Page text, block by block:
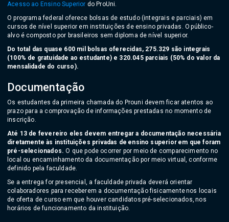
Acesso ao Ensino Superior do ProUni.
O programa federal oferece bolsas de estudo (integrais e parciais) em
cursos de nível superior em instituições de ensino privadas. O público-
alvo é composto por brasileiros sem diploma de nível superior.
Do total das quase 600 mil bolsas oferecidas, 275.329 são integrais
(100% de gratuidade ao estudante) e 320.045 parciais (50% do valor da
mensalidade do curso).
Documentação
Os estudantes da primeira chamada do Prouni devem ficar atentos ao
prazo para a comprovação de informações prestadas no momento de
inscrição.
Até 13 de fevereiro eles devem entregar a documentação necessária
diretamente às instituições privadas de ensino superior em que foram
pré-selecionados. O que pode ocorrer por meio de comparecimento no
local ou encaminhamento da documentação por meio virtual, conforme
definido pela faculdade.
Se a entrega for presencial, a faculdade privada deverá orientar
colaboradores para receberem a documentação fisicamente nos locais
de oferta de curso em que houver candidatos pré-selecionados, nos
horários de funcionamento da instituição.